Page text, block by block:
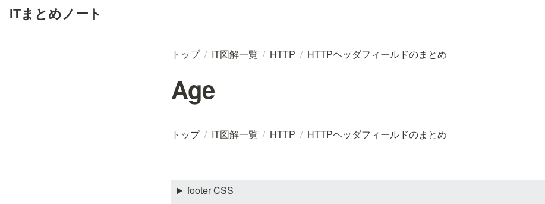
ITまとめノート
トップ / IT図解一覧 / HTTP / HTTPヘッダフィールドのまとめ
Age
トップ / IT図解一覧 / HTTP / HTTPヘッダフィールドのまとめ
footer CSS